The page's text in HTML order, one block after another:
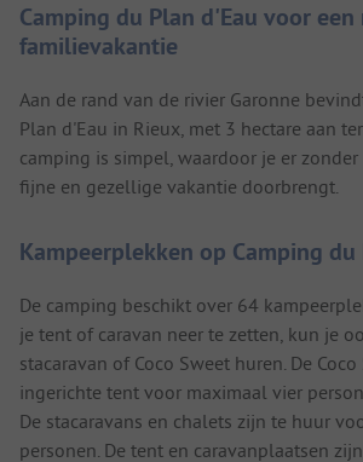
Camping du Plan d'Eau voor een
familievakantie
Aan de rand van de rivier Garonne
Plan d'Eau in Rieux, met 3 hectare aan
camping is simpel, waardoor je er
fijne en gezellige vakantie doorbrengt.
Kampeerplekken op Camping du
De camping beschikt over 64
je tent of caravan neer te zetten, kun je
stacaravan of Coco Sweet huren. De
ingerichte tent voor maximaal vier
De stacaravans en chalets zijn te huur
personen. De tent en caravanplaatsen